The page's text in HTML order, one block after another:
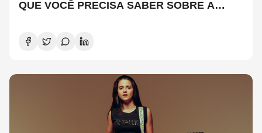
QUE VOCÊ PRECISA SABER SOBRE A